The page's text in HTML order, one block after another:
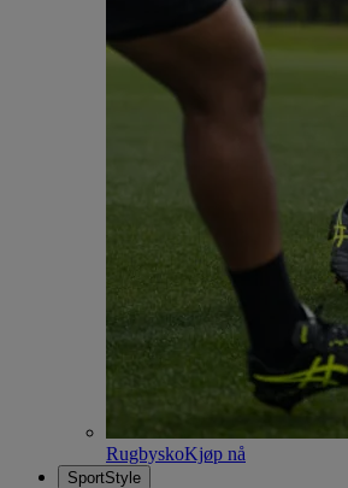
RugbyskoKjøp nå
SportStyle